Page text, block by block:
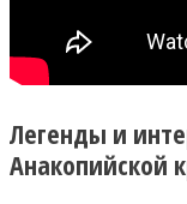
Легенды и
Анакопийской